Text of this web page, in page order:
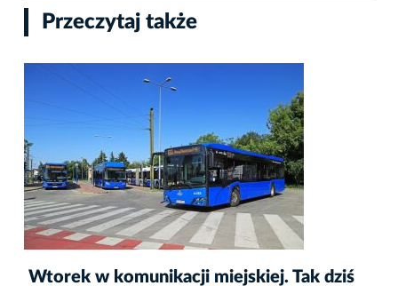
Przeczytaj także
Wtorek w komunikacji miejskiej. Tak dziś